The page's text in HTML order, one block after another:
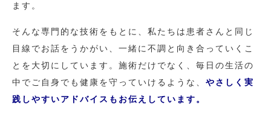
ます。
そんな専門的な技術をもとに、私たちは患者さんと同じ
目線でお話をうかがい、一緒に不調と向き合っていくこ
とを大切にしています。施術だけでなく、毎日の生活の
中でご自身でも健康を守っていけるような、 やさしく実
践しやすいアドバイスもお伝えしています。